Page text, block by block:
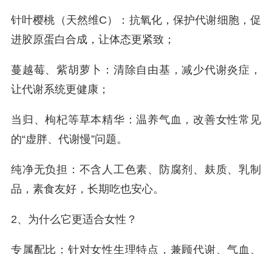
针叶樱桃（天然维C）：抗氧化，保护代谢细胞，促
进胶原蛋白合成，让体态更紧致；
蔓越莓、紫胡萝卜：清除自由基，减少代谢炎症，
让代谢系统更健康；
当归、枸杞等草本精华：温养气血，改善女性常见
的“虚胖、代谢慢”问题。
纯净无负担：不含人工色素、防腐剂、麸质、乳制
品，素食友好，长期吃也安心。
2、为什么它更适合女性？
专属配比：针对女性生理特点，兼顾代谢、气血、